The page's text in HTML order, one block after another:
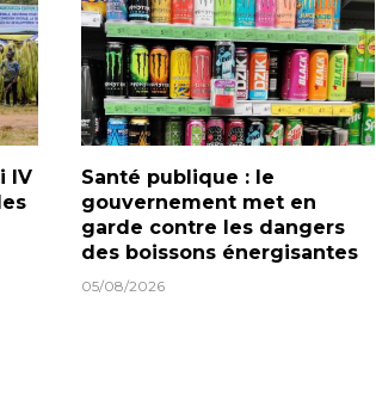
IV
Santé publique : le
gouvernement met en
garde contre les dangers
des boissons énergisantes
05/08/2026